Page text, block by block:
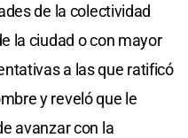
de la colectividad
la ciudad o con mayor
a las que ratificó
y reveló que le
avanzar con la